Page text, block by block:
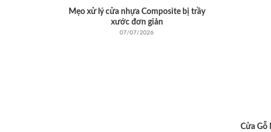
Mẹo xử lý cửa nhựa Composite bị trầy
xước đơn giản
07/07/2026
Cửa Gỗ